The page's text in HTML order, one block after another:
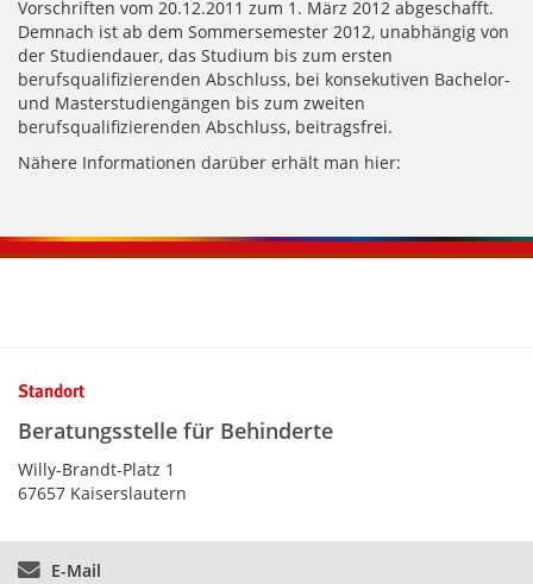
Vorschriften vom 20.12.2011 zum 1. März 2012 abgeschafft.
Demnach ist ab dem Sommersemester 2012, unabhängig von
der Studiendauer, das Studium bis zum ersten
berufsqualifizierenden Abschluss, bei konsekutiven Bachelor-
und Masterstudiengängen bis zum zweiten
berufsqualifizierenden Abschluss, beitragsfrei.
Nähere Informationen darüber erhält man hier:
Standort
Beratungsstelle für Behinderte
Willy-Brandt-Platz 1
67657 Kaiserslautern
E-Mail